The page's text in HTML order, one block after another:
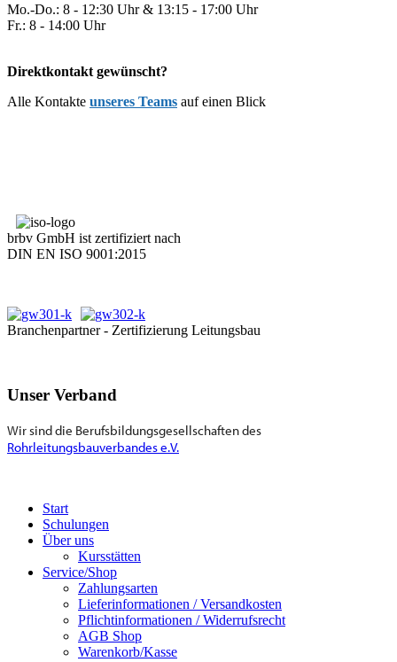
Mo.-Do.: 8 - 12:30 Uhr & 13:15 - 17:00 Uhr
Fr.: 8 - 14:00 Uhr
Direktkontakt gewünscht?
Alle Kontakte unseres Teams auf einen Blick
brbv GmbH ist zertifiziert nach
DIN EN ISO 9001:2015
Branchenpartner - Zertifizierung Leitungsbau
Unser Verband
Wir sind die Berufsbildungsgesellschaften des
Rohrleitungsbauverbandes e.V.
Start
Schulungen
Über uns
Kursstätten
Service/Shop
Zahlungsarten
Lieferinformationen / Versandkosten
Pflichtinformationen / Widerrufsrecht
AGB Shop
Warenkorb/Kasse